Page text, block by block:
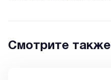
Смотрите также